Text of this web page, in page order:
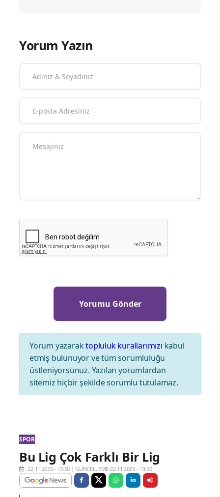
Yorum Yazın
Yorum yazaraktopluluk kurallarımızı kabul
etmiş bulunuyor ve tüm sorumluluğu
üstleniyorsunuz. Yazılan yorumlardan
sitemiz hiçbir şekilde sorumlu tutulamaz.
SPOR
Bu Lig Çok Farklı Bir Lig
22.11.2023 - 13:50 |GÜNCELLEME:22.11.2023 - 13:50